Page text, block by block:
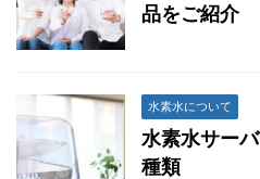
品をご紹介
水素水について
水素水サー
種類